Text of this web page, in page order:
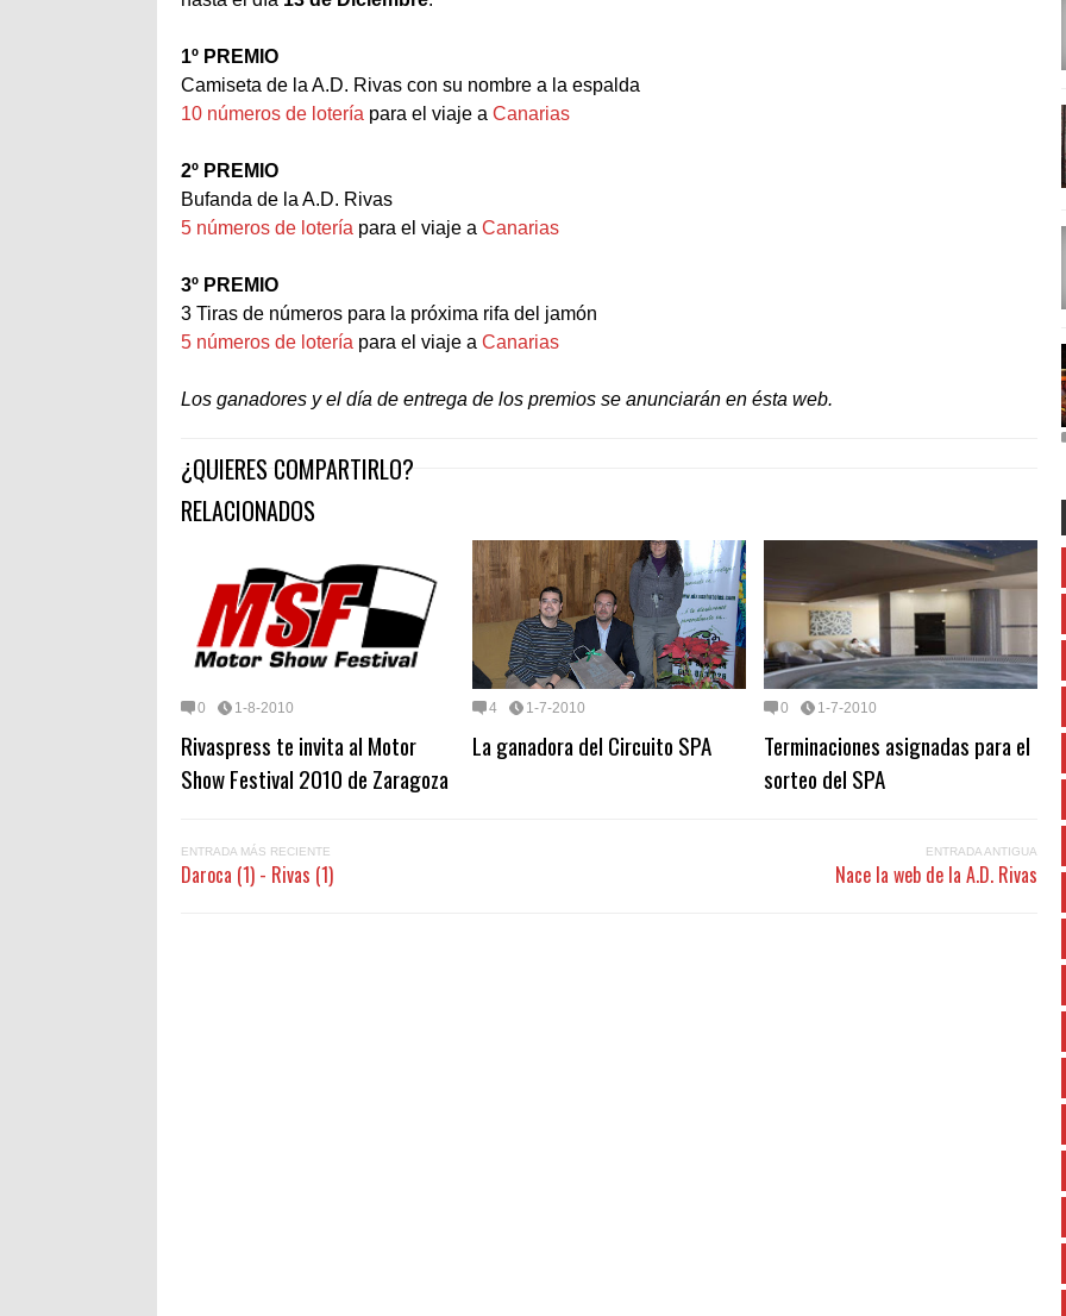
1º PREMIO
Camiseta de la A.D. Rivas con su nombre a la espalda
10 números de lotería para el viaje a Canarias
2º PREMIO
Bufanda de la A.D. Rivas
5 números de lotería para el viaje a Canarias
3º PREMIO
3 Tiras de números para la próxima rifa del jamón
5 números de lotería para el viaje a Canarias
Los ganadores y el día de entrega de los premios se anunciarán en ésta web.
¿QUIERES COMPARTIRLO?
RELACIONADOS
0 1-8-2010
Rivaspress te invita al Motor
Show Festival 2010 de Zaragoza
4 1-7-2010
La ganadora del Circuito SPA
0 1-7-2010
Terminaciones asignadas para el
sorteo del SPA
ENTRADA MÁS RECIENTE
Daroca (1) - Rivas (1)
ENTRADA ANTIGUA
Nace la web de la A.D. Rivas